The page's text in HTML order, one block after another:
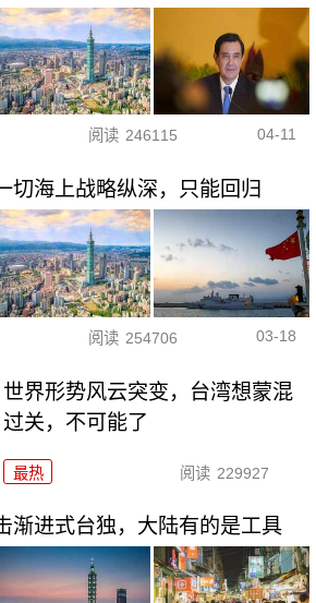
阅读 246115 04-11
切海上战略纵深，只能回归
阅读 254706 03-18
世界形势风云突变，台湾想蒙混
过关，不可能了
最热 阅读 229927
渐进式台独，大陆有的是工具